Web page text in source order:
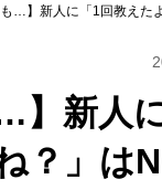
】新人
？」